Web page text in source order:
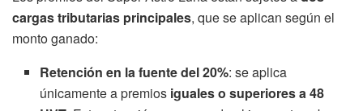
cargas tributarias principales, que se aplican según el
monto ganado:
Retención en la fuente del 20%: se aplica
únicamente a premios iguales o superiores a 48